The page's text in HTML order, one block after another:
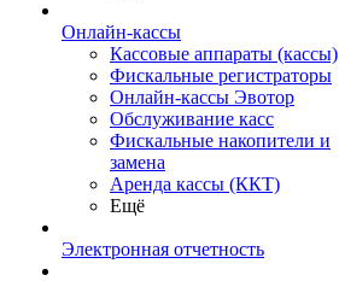
Онлайн-кассы
Кассовые аппараты (кассы)
Фискальные регистраторы
Онлайн-кассы Эвотор
Обслуживание касс
Фискальные накопители и
замена
Аренда кассы (ККТ)
Ещё
Электронная отчетность